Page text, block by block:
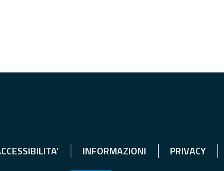
INFORMAZIONI PRIVACY